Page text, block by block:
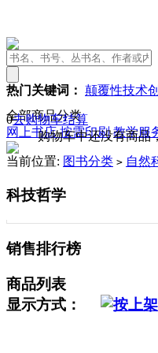
热门关键词： 颠覆性技术
0去购物车结算
购物车中还没有商品
全部商品分类
网上书店按需印刷 教学服
当前位置: 图书分类 > 自然
科技哲学
销售排行榜
商品列表
显示方式：